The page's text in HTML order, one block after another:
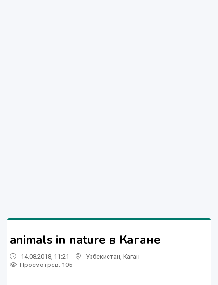
animals in nature в Кагане
14.08.2018, 11:21 Узбекистан Каган
Просмотров: 105